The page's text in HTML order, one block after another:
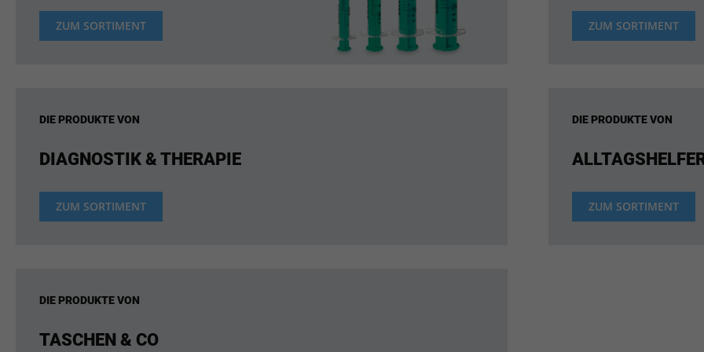
ZUM SORTIMENT ZUM SORTIMENT
DIE PRODUKTE VON
DIAGNOSTIK & THERAPIE
ZUM SORTIMENT
DIE PRODUKTE VON
ZUM SORTIMENT
DIE PRODUKTE VON
TASCHEN & CO